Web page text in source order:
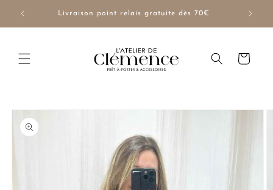
passer
Livraison point relais gratuite dès 70€
Panier
Passer aux
informations
produits